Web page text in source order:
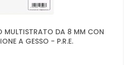
MULTISTRATO DA 8 MM CON
A GESSO - P.R.E.